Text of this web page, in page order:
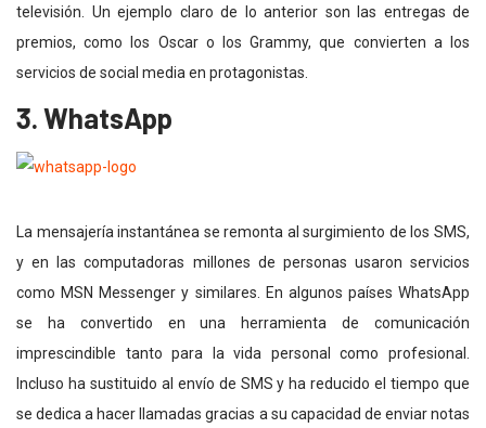
televisión. Un ejemplo claro de lo anterior son las entregas de
premios, como los Oscar o los Grammy, que convierten a los
servicios de social media en protagonistas.
3. WhatsApp
La mensajería instantánea se remonta al surgimiento de los SMS,
y en las computadoras millones de personas usaron servicios
como MSN Messenger y similares. En algunos países WhatsApp
se ha convertido en una herramienta de comunicación
imprescindible tanto para la vida personal como profesional.
Incluso ha sustituido al envío de SMS y ha reducido el tiempo que
se dedica a hacer llamadas gracias a su capacidad de enviar notas